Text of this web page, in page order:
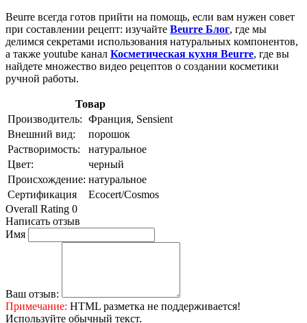
Beurre всегда готов прийти на помощь, если вам нужен совет
при составлении рецепт: изучайте Beurre Блог, где мы
делимся секретами использования натуральных компонентов,
а также youtube канал Косметическая кухня Beurre, где вы
найдете множество видео рецептов о создании косметики
ручной работы.
Товар
Производитель: Франция, Sensient
Внешний вид:
порошок
Растворимость:
натуральное
Цвет:
черный
Происхождение: натуральное
Сертификация
Ecocert/Cosmos
Overall Rating 0
Написать отзыв
Имя
Ваш отзыв:
Примечание: HTML разметка не поддерживается!
Используйте обычный текст.